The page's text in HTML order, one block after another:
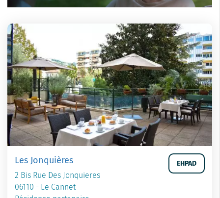
Les Jonquières
2 Bis Rue Des Jonquieres
06110 - Le Cannet
EHPAD